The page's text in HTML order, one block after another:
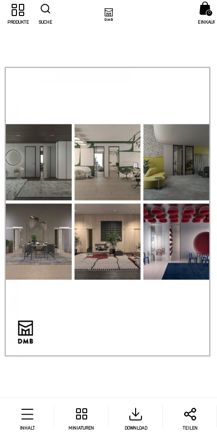
PRODUKTE SUCHE
0
INHALT MINIATUREN DOWNLOAD TEILEN